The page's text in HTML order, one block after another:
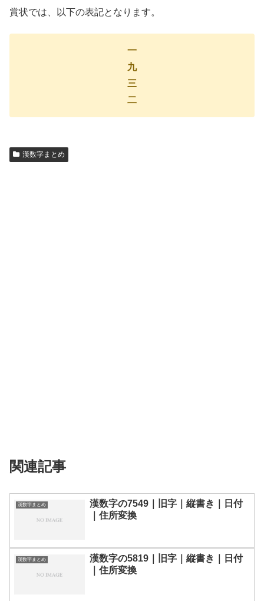
賞状では、以下の表記となります。
一
九
三
二
漢数字まとめ
関連記事
漢数字まとめ
漢数字の7549｜旧字｜縦書き｜日付
｜住所変換
漢数字まとめ
漢数字の5819｜旧字｜縦書き｜日付
｜住所変換